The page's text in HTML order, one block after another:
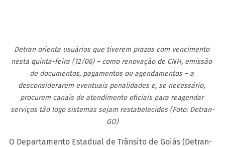
Detran orienta usuários que tiverem prazos com vencimento
nesta quinta-feira (12/06) – como renovação de CNH, emissão
de documentos, pagamentos ou agendamentos – a
desconsiderarem eventuais penalidades e, se necessário,
procurem canais de atendimento oficiais para reagendar
serviços tão logo sistemas sejam restabelecidos (Foto: Detran-
GO)
O Departamento Estadual de Trânsito de Goiás (Detran-